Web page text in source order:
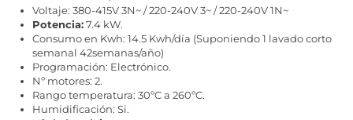
Voltaje: 380-415V 3N~ / 220-240V 3~ / 220-240V 1N~
Potencia:7.4 kW.
Consumo en Kwh: 14.5 Kwh/día (Suponiendo 1 lavado corto
semanal 42semanas/año)
Programación: Electrónico.
Nº motores: 2.
Rango temperatura: 30ºC a 260ºC.
Humidificación: Si.